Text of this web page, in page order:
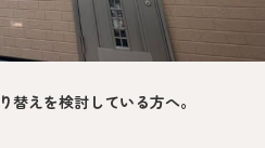
替えを検討している方へ。